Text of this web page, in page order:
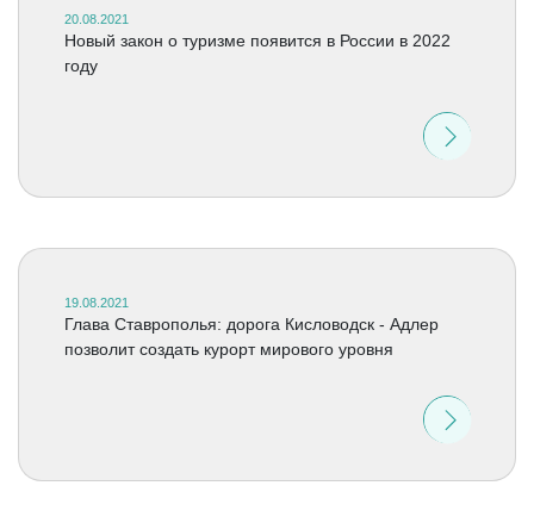
20.08.2021
Новый закон о туризме появится в России в 2022
году
19.08.2021
Глава Ставрополья: дорога Кисловодск - Адлер
позволит создать курорт мирового уровня